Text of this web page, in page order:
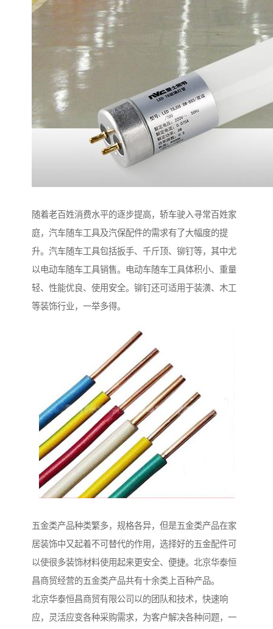
随着老百姓消费水平的逐步提高，轿车驶入寻常百姓家
庭，汽车随车工具及汽保配件的需求有了大幅度的提
升。汽车随车工具包括扳手、千斤顶、铆钉等，其中尤
以电动车随车工具销售。电动车随车工具体积小、重量
轻、性能优良、使用安全。铆钉还可适用于装潢、木工
等装饰行业，一举多得。
五金类产品种类繁多，规格各异，但是五金类产品在家
居装饰中又起着不可替代的作用，选择好的五金配件可
以使很多装饰材料使用起来更安全、便捷。北京华泰恒
昌商贸经营的五金类产品共有十余类上百种产品。
北京华泰恒昌商贸有限公司以的团队和技术，快速响
应，灵活应变各种采购需求，为客户解决各种问题，一